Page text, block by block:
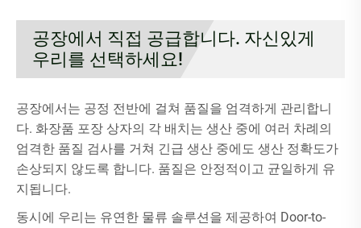
공장에서 직접 공급합니다. 자신있게
우리를 선택하세요!
공장에서는 공정 전반에 걸쳐 품질을 엄격하게 관리합니
다. 화장품 포장 상자의 각 배치는 생산 중에 여러 차례의
엄격한 품질 검사를 거쳐 긴급 생산 중에도 생산 정확도가
손상되지 않도록 합니다. 품질은 안정적이고 균일하게 유
지됩니다.
동시에 우리는 유연한 물류 솔루션을 제공하여 Door-to-